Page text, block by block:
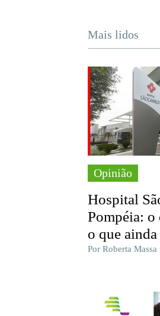
Mais lidos
Opinião
Hospital
Pompéia: o
o que
Por Roberta